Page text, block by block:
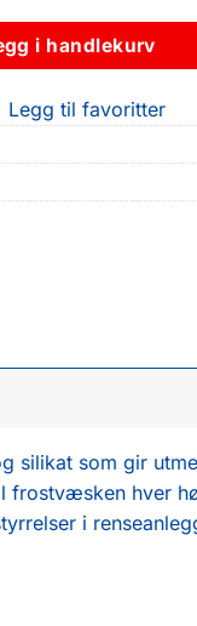
i handlekurv
Legg til favoritter
silikat som gir
frostvæsken hver
i